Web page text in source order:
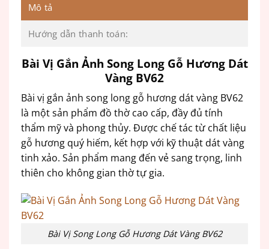
Mô tả
Hướng dẫn thanh toán:
Bài Vị Gắn Ảnh Song Long Gỗ Hương Dát
Vàng BV62
Bài vị gắn ảnh song long gỗ hương dát vàng BV62
là một sản phẩm đồ thờ cao cấp, đầy đủ tính
thẩm mỹ và phong thủy. Được chế tác từ chất liệu
gỗ hương quý hiếm, kết hợp với kỹ thuật dát vàng
tinh xảo. Sản phẩm mang đến vẻ sang trọng, linh
thiên cho không gian thờ tự gia.
Bài Vị Song Long Gỗ Hương Dát Vàng BV62